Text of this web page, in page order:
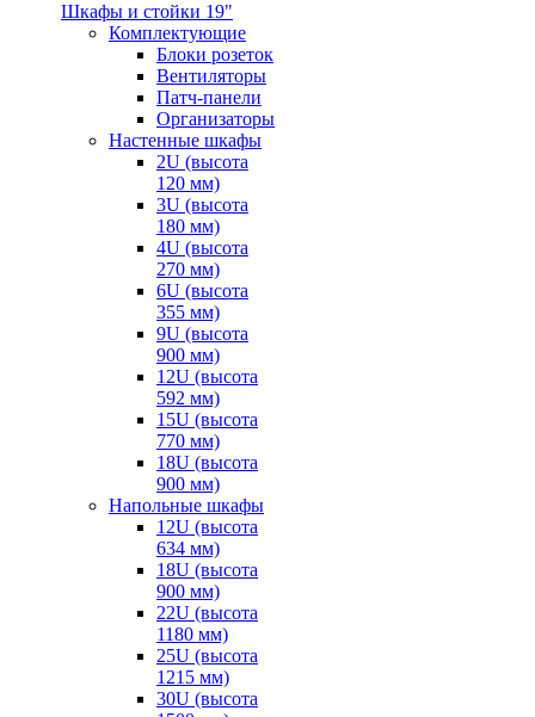
Шкафы и стойки 19"
Комплектующие
Блоки розеток
Вентиляторы
Патч-панели
Организаторы
Настенные шкафы
2U (высота
120 мм)
3U (высота
180 мм)
4U (высота
270 мм)
6U (высота
355 мм)
9U (высота
900 мм)
12U (высота
592 мм)
15U (высота
770 мм)
18U (высота
900 мм)
Напольные шкафы
12U (высота
634 мм)
18U (высота
900 мм)
22U (высота
1180 мм)
25U (высота
1215 мм)
30U (высота